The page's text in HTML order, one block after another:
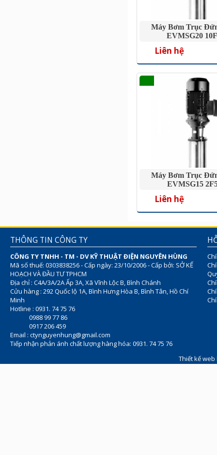
Máy Bơm Trục
EVMSG20
Liên hệ
Máy Bơm Trục
EVMSG15
Liên hệ
THÔNG TIN CÔNG TY
CÔNG TY TNHH - TM - DV KỸ THUẬT ĐIỆN NGUYÊN HÙNG
Mã số thuế: 0303838256 - Cấp ngày: 23/10/2006 - Cấp bởi: SỞ KẾ
HOẠCH VÀ ĐẦU TƯ TPHCM
Địa chỉ : C4A/3A/2A Ấp 3A, Xã Vĩnh Lộc B, Bình Chánh
Cửu hàng : 292 Quốc lộ 1A, Bình Hưng Hòa B, Bình Tân, Hồ Chí
Minh
Hotline : 0931. 74 75 76
0988 99 77 86
0917 206 459
Email : ctynguyenhung@gmail.com
Tiếp nhận phản ánh chất lượng hàng hóa: 0931. 74 75 76
Thiết kế web